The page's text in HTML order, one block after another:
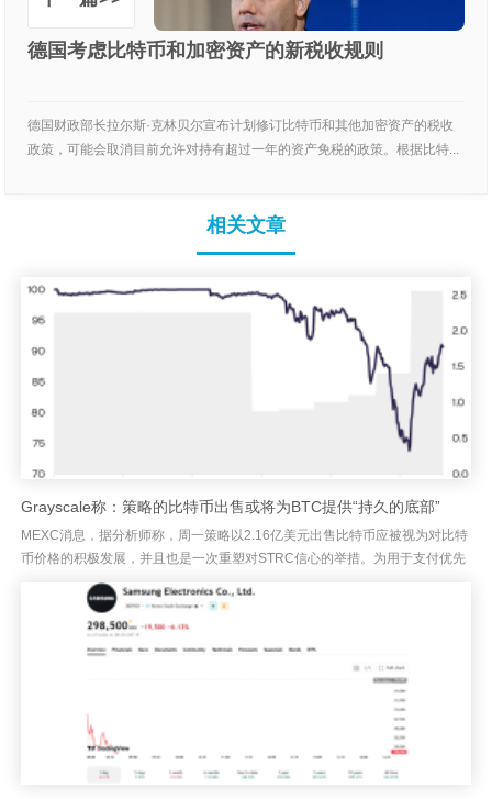
德国考虑比特币和加密资产的新税收规则
德国财政部长拉尔斯·克林贝尔宣布计划修订比特币和其他加密资产的税收
政策，可能会取消目前允许对持有超过一年的资产免税的政策。根据比特...
相关文章
Grayscale称：策略的比特币出售或将为BTC提供“持久的底部”
MEXC消息，据分析师称，周一策略以2.16亿美元出售比特币应被视为对比特
币价格的积极发展，并且也是一次重塑对STRC信心的举措。为用于支付优先
股股息并补充现金而出售3,588枚BTC，已使策略（St...